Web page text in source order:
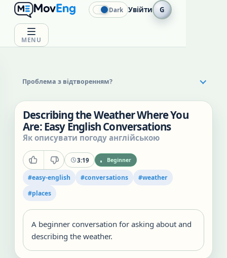
MENU
Dark Увійти G
Проблема з відтворенням?
Describing the Weather Where You
Are: Easy English Conversations
Як описувати погоду англійською
3:19 Beginner
#easy-english #conversations #weather
#places
A beginner conversation for asking about and
describing the weather.